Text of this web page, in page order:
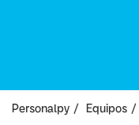
Personalpy Equipos